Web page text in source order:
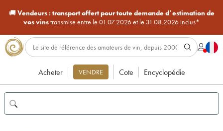
🚚Vendeurs : transport offert pour toute demande d’estimation de
vos vinstransmise entre le 01.07.2026 et le 31.08.2026 inclus*
Acheter VENDRE Cote Encyclopédie